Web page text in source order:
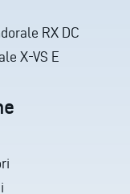
RX DC
X-VS E